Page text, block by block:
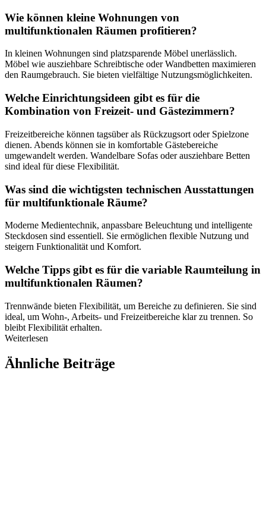
Wie können kleine Wohnungen von
multifunktionalen Räumen profitieren?
In kleinen Wohnungen sind platzsparende Möbel unerlässlich.
Möbel wie ausziehbare Schreibtische oder Wandbetten maximieren
den Raumgebrauch. Sie bieten vielfältige Nutzungsmöglichkeiten.
Welche Einrichtungsideen gibt es für die
Kombination von Freizeit- und Gästezimmern?
Freizeitbereiche können tagsüber als Rückzugsort oder Spielzone
dienen. Abends können sie in komfortable Gästebereiche
umgewandelt werden. Wandelbare Sofas oder ausziehbare Betten
sind ideal für diese Flexibilität.
Was sind die wichtigsten technischen Ausstattungen
für multifunktionale Räume?
Moderne Medientechnik, anpassbare Beleuchtung und intelligente
Steckdosen sind essentiell. Sie ermöglichen flexible Nutzung und
steigern Funktionalität und Komfort.
Welche Tipps gibt es für die variable Raumteilung in
multifunktionalen Räumen?
Trennwände bieten Flexibilität, um Bereiche zu definieren. Sie sind
ideal, um Wohn-, Arbeits- und Freizeitbereiche klar zu trennen. So
bleibt Flexibilität erhalten.
Weiterlesen
Ähnliche Beiträge